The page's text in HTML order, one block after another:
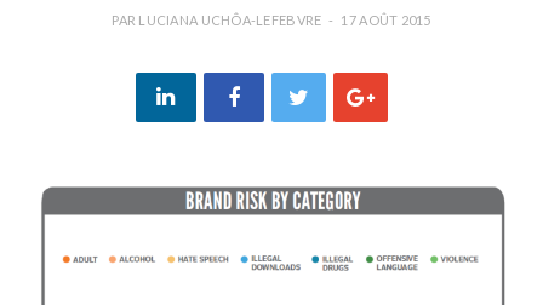
PAR LUCIANA UCHÔA-LEFEBVRE 17 AOÛT 2015